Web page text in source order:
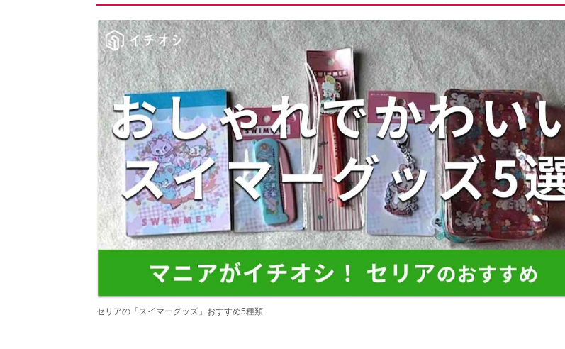
セリアの「スイマーグッズ」おすすめ5種類